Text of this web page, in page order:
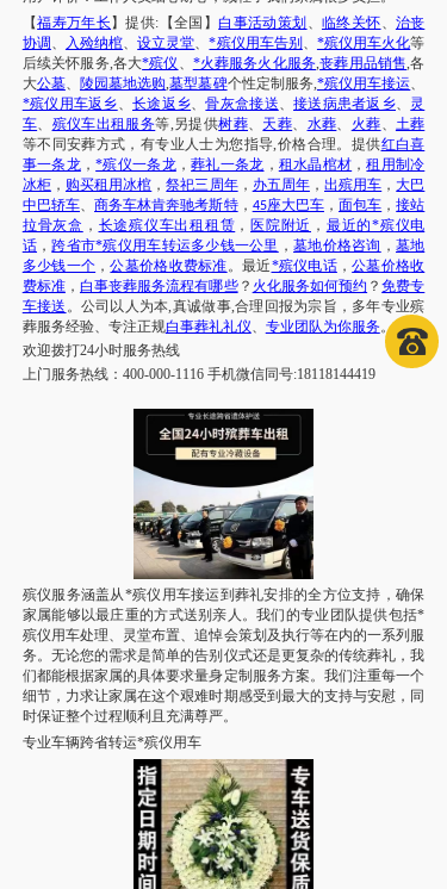
【福寿万年长 】提供:【全国】白事活动策划 、 临终关怀、 治丧
协调 、 入殓纳棺、设立灵堂、*殡仪用车告别 、 *殡仪用车火化等
后续关怀服务,各大*殡仪 、 *火葬服务火化服务,丧葬用品销售,各
大公墓、 陵园墓地选购,墓型墓碑个性定制服务,*殡仪用车接运、
*殡仪用车返乡、 长途返乡、骨灰盒接送、接送病患者返乡、 灵
车、 殡仪车出租服务等,另提供树葬、 天葬、 水葬、 火葬、 土葬
等不同安葬方式，有专业人士为您指导,价格合理。提供红白喜
事一条龙，*殡仪一条龙，葬礼一条龙 ， 租水晶棺材 ，租用制冷
冰柜， 购买租用冰棺 ，祭祀三周年， 办五周年， 出殡用车 ，大巴
中巴轿车、商务车林肯奔驰考斯特， 45座大巴车，面包车 ，接站
拉骨灰盒 ， 长途殡仪车出租租赁 ， 医院附近 ， 最近的*殡仪电
话 ，跨省市*殡仪用车转运多少钱一公里 ，墓地价格咨询 ， 墓地
多少钱一个 ，公墓价格收费标准。最近*殡仪电话，公墓价格收
费标准， 白事丧葬服务流程有哪些？ 火化服务如何预约 ？免费专
车接送 。公司以人为本,真诚做事,合理回报为宗旨，多年专业殡
葬服务经验、专注正规白事葬礼礼仪、 专业团队为你服务。
欢迎拨打24小时服务热线
上门服务热线： 400-000-1116 手机微信同号:18118144419
殡仪服务涵盖从*殡仪用车接运到葬礼安排的全方位支持，确保
家属能够以最庄重的方式送别亲人。我们的专业团队提供包括*
殡仪用车处理、灵堂布置、追悼会策划及执行等在内的一系列服
务。无论您的需求是简单的告别仪式还是更复杂的传统葬礼，我
们都能根据家属的具体要求量身定制服务方案。我们注重每一个
细节，力求让家属在这个艰难时期感受到最大的支持与安慰，同
时保证整个过程顺利且充满尊严。
专业车辆跨省转运*殡仪用车